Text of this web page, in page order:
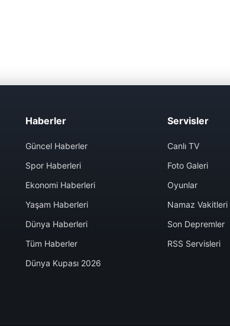
Haberler
Güncel Haberler
Spor Haberleri
Ekonomi Haberleri
Yaşam Haberleri
Dünya Haberleri
Tüm Haberler
Dünya Kupası 2026
Servisler
Canlı TV
Foto Galeri
Oyunlar
Namaz Vakitleri
Son Depremler
RSS Servisleri